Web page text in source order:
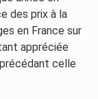
des prix à la
en France sur
appréciée
celle